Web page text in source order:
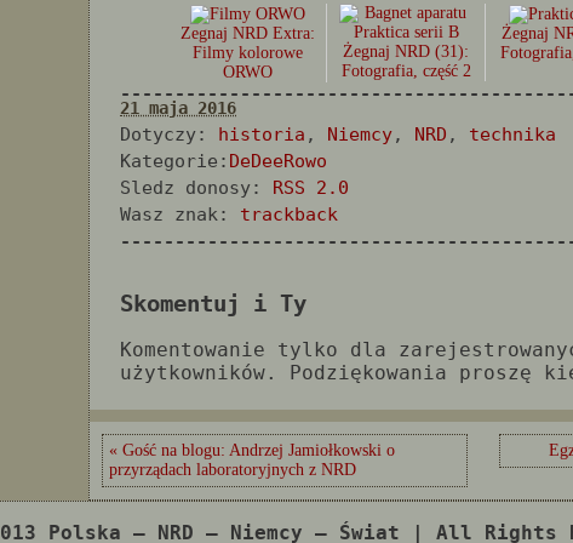
Zegnaj NRD Extra:
Filmy kolorowe
ORWO
Żegnaj NRD (31):
Fotografia, część 2
Żegnaj
21 maja 2016
Dotyczy: historia , Niemcy, NRD , technika
Kategorie: DeDeeRowo
Sledz donosy: RSS 2.0
Wasz znak: trackback
Skomentuj i Ty
Komentowanie tylko dla
użytkowników. Podziękowania proszę
« Gość na blogu: Andrzej Jamiołkowski o
przyrządach laboratoryjnych z NRD
Polska – NRD – Niemcy – Świat | All Rights